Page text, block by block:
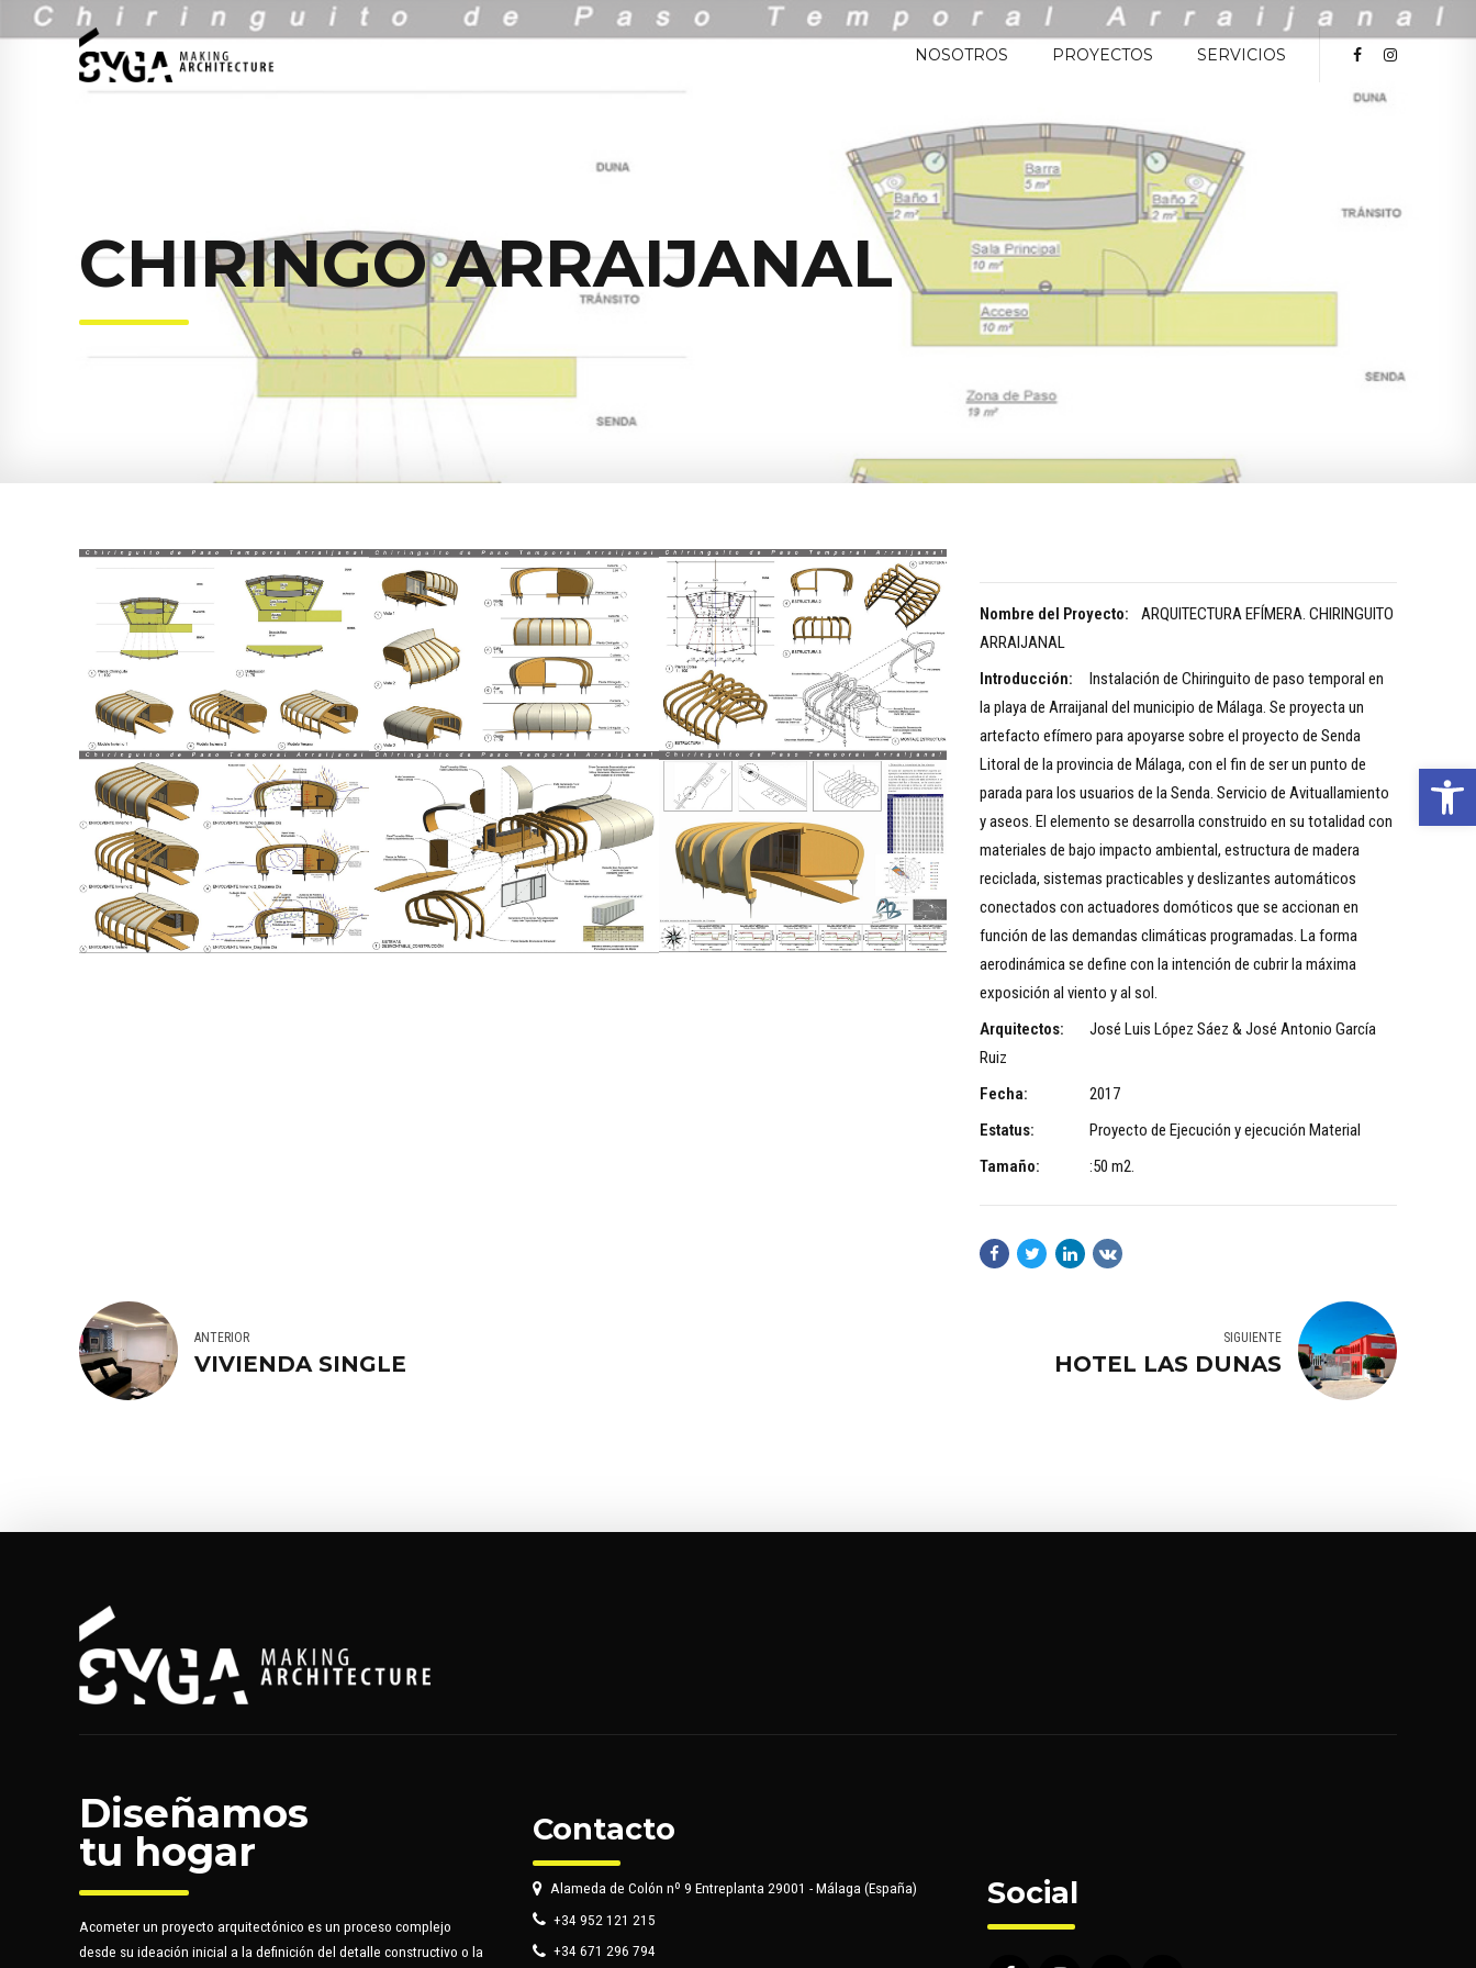
NOSOTROS PROYECTOS SERVICIOS
CHIRINGO ARRAIJANAL
Nombre del Proyecto:
ARQUITECTURA EFÍMERA. CHIRINGUITO
ARRAIJANAL
Introducción:
Instalación de Chiringuito de paso temporal en
la playa de Arraijanal del municipio de Málaga. Se proyecta un
artefacto efímero para apoyarse sobre el proyecto de Senda
Litoral de la provincia de Málaga, con el fin de ser un punto de
parada para los usuarios de la Senda. Servicio de Avituallamiento
y aseos. El elemento se desarrolla construido en su totalidad con
materiales de bajo impacto ambiental, estructura de madera
reciclada, sistemas practicables y deslizantes automáticos
conectados con actuadores domóticos que se accionan en
función de las demandas climáticas programadas. La forma
aerodinámica se define con la intención de cubrir la máxima
exposición al viento y al sol.
Arquitectos:
José Luis López Sáez & José Antonio García
Ruiz
Fecha:
2017
Estatus:
Proyecto de Ejecución y ejecución Material
Tamaño:
:50 m2.
ANTERIOR
VIVIENDA SINGLE
SIGUIENTE
HOTEL LAS DUNAS
Diseñamos
tu hogar
Acometer un proyecto arquitectónico es un proceso complejo
desde su ideación inicial a la definición del detalle constructivo o la
Contacto
Alameda de Colón nº 9 Entreplanta 29001 - Málaga (España)
+34 952 121 215
+34 671 296 794
Social